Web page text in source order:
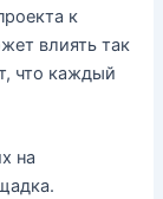
к
влиять так
что каждый
на